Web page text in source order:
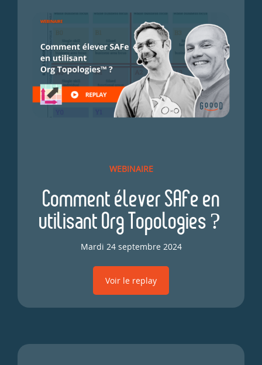
WEBINAIRE
Comment élever SAFe en
utilisant Org Topologies ?
Mardi 24 septembre 2024
Voir le replay